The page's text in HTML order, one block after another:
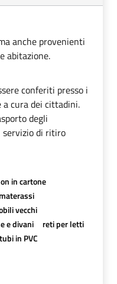
anche provenienti
abitazione.
conferiti presso i
cura dei cittadini.
degli
servizio di ritiro
in cartone
materassi
vecchi
e divani
reti per letti
tubi in PVC